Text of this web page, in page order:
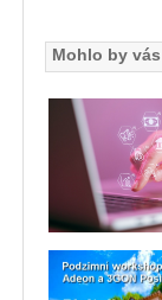
Mohlo by